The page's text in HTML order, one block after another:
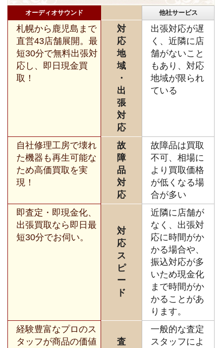
オーディオサウンド 他社サービス
札幌から鹿児島まで
直営43店舗展開。最
短30分で無料出張対
応し、即日現金買
取！
対
応
地
域
・
出
張
対
応
出張対応が遅
く、近隣に店
舗がないこと
もあり、対応
地域が限られ
ている
自社修理工房で壊れ
た機器も再生可能な
ため高価買取を実
現！
故
障
品
対
応
故障品は買取
不可、相場に
より買取価格
が低くなる場
合が多い
即査定・即現金化、
出張買取なら即日最
短30分でお伺い。
対
応
ス
ピ
ー
ド
近隣に店舗が
なく、出張対
応に時間がか
かる場合や、
振込対応が多
いため現金化
まで時間がか
かることがあ
ります。
経験豊富なプロのス
タッフが商品の価値
査
一般的な査定
スタッフによ